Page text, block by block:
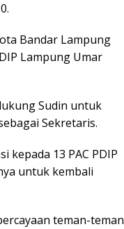
Bandar Lampung
Lampung Umar
Sudin untuk
Sekretaris.
13 PAC PDIP
untuk kembali
teman-teman